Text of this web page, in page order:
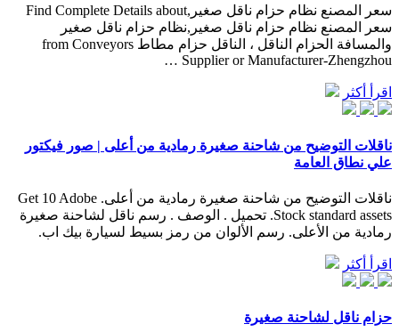
سعر المصنع نظام حزام ناقل صغير,Find Complete Details about
سعر المصنع نظام حزام ناقل صغير,نظام حزام ناقل صغير
والمسافة الحزام الناقل ، الناقل حزام مطاط from Conveyors
Supplier or Manufacturer-Zhengzhou …
اقرأ أكثر
ناقلات التوضيح من شاحنة صغيرة رمادية من أعلى | صور فيكتور
علي نطاق العامة
ناقلات التوضيح من شاحنة صغيرة رمادية من أعلى. Get 10 Adobe
Stock standard assets. تحميل . الوصف . رسم ناقل لشاحنة صغيرة
رمادية من الأعلى. رسم الألوان من رمز بسيط لسيارة بيك اب.
اقرأ أكثر
حزام ناقل لشاحنة صغيرة